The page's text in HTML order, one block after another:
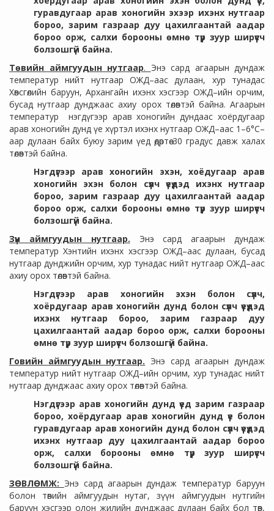
гуравдугаар арав хоногийн эхээр ихэнх нутгаар
бороо, зарим газраар дуу цахилгаантай аадар
бороо орж, салхи борооны өмнө түр зуур ширүүсч
болзошгүй байна.
Төвийн аймгуудын нутгаар. Энэ сард агаарын дундаж
температур нийт нутгаар ОЖД–аас дулаан, хур тунадас
Хөвсгөлийн баруун, Архангайн ихэнх хэсгээр ОЖД–ийн орчим,
бусад нутгаар дунджаас ахиу орох төлөвтэй байна. Агаарын
температур нэгдүгээр арав хоногийн дундаас хоёрдугаар
арав хоногийн дунд үе хүртэл ихэнх нутгаар ОЖД–аас 1–6°С–
аар дулаан байх буюу зарим үед өдөртөө 30 градус давж халах
төлөвтэй байна.
Нэгдүгээр арав хоногийн эхэн, хоёдугаар арав
хоногийн эхэн болон сүүлч үеүдэд ихэнх нутгаар
бороо, зарим газраар дуу цахилгаантай аадар
бороо орж, салхи борооны өмнө түр зуур ширүүсч
болзошгүй байна.
Зүүн аймгуудын нутгаар. Энэ сард агаарын дундаж
температур Хэнтийн ихэнх хэсгээр ОЖД–аас дулаан, бусад
нутгаар дунджийн орчим, хур тунадас нийт нутгаар ОЖД–аас
ахиу орох төлөвтэй байна.
Нэгдүгээр арав хоногийн эхэн болон сүүлч,
хоёрдугаар арав хоногийн дунд болон сүүлч үеүдэд
ихэнх нутгаар бороо, зарим газраар дуу
цахилгаантай аадар бороо орж, салхи борооны
өмнө түр зуур ширүүсч болзошгүй байна.
Говийн аймгуудын нутгаар. Энэ сард агаарын дундаж
температур нийт нутгаар ОЖД–ийн орчим, хур тунадас нийт
нутгаар дунджаас ахиу орох төлөвтэй байна.
Нэгдүгээр арав хоногийн дунд үед зарим газраар
бороо, хоёрдугаар арав хоногийн дунд үе болон
гуравдугаар арав хоногийн дунд болон сүүлч үеүдэд
ихэнх нутгаар дуу цахилгаантай аадар бороо
орж, салхи борооны өмнө түр зуур ширүүсч
болзошгүй байна.
ЗӨВЛӨМЖ: Энэ сард агаарын дундаж температур баруун
болон төвийн аймгуудын нутаг, зүүн аймгуудын нутгийн
баруун хэсгээр олон жилийн дунджаас дулаан байх бол төв,